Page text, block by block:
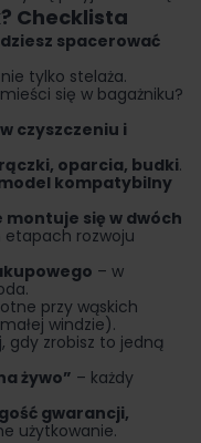
Checklista
spacerować
tylko stelaża.
się w bagażniku?
czyszczeniu i
oparcia, budki.
kompatybilny
się w dwóch
rozwoju
– w
przy wąskich
windzie).
gdy zrobisz to jedną
żywo” – każdy
gwarancji,
użytkowanie.